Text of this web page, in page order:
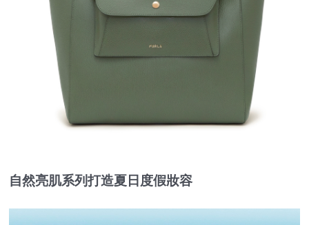
自然亮肌系列打造夏日度假妝容